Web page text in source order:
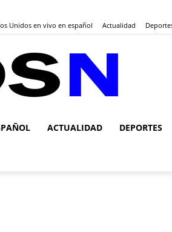
Unidos en vivo en español Actualidad
ACTUALIDAD DEPORTES